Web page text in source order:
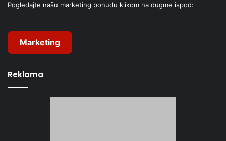
Pogledajte našu marketing ponudu klikom na dugme ispod:
Marketing
Reklama